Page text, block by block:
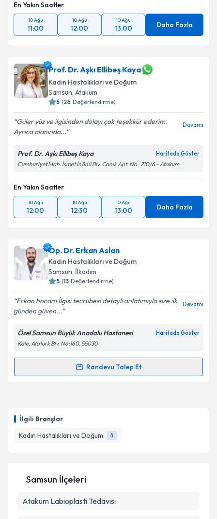
İlgili Branşlar
Kadın Hastalıkları ve Doğum
4
En Yakın Saatler
10 Ağu
11:00
10 Ağu
12:00
10 Ağu
13:00 Daha Fazla
Prof. Dr. Aşkı Ellibeş Kaya
Kadın Hastalıkları ve Doğum
Samsun, Atakum
5 (26 Değerlendirme)
Güler yüz ve ilgisinden dolayı çok teşekkür ederim.
Ayrıca alanında...
Devamı
Prof. Dr. Aşkı Ellibeş Kaya Haritada Göster
Cumhuriyet Mah. İsmet İnönü Blv. Canık Apt. No : 210/6 - Atakum
En Yakın Saatler
10 Ağu
12:00
10 Ağu
12:30
10 Ağu
13:00 Daha Fazla
Op. Dr. Erkan Aslan
Kadın Hastalıkları ve Doğum
Samsun, İlkadım
5 (13 Değerlendirme)
Erkan hocam İlgisi tecrübesi detaylı anlatımıyla size ilk
günden güven...
Devamı
Özel Samsun Büyük Anadolu Hastanesi Haritada Göster
Kale, Atatürk Blv. No:160, 55030
Randevu Talep Et
Randevu Takvimi Talebi
takvim hazırlandığında e-posta ile bilgilendireceğiz.
Metni'ni okudum ve kişisel verilerimin belirtilen
Samsun İlçeleri
Atakum Labioplasti Tedavisi